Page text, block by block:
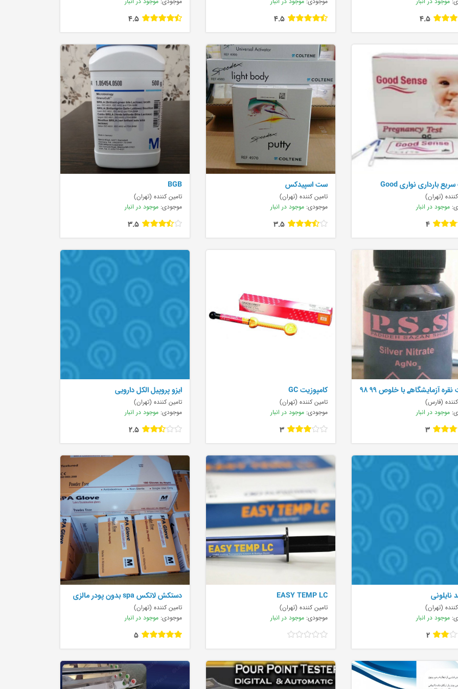
4.5
4.5
4.5
تست سریع بارداری نواری Good
(تهران)
موجود در انبار
4
ست اسپیدکس
تامین کننده (تهران)
موجودی: موجود در انبار
3.5
BGB
تامین کننده (تهران)
موجودی: موجود در انبار
3.5
نقره آزمایشگاهے با خلوص ۹۹ ۹۸
(فارس)
موجود در انبار
3
کامپوزیت GC
تامین کننده (تهران)
موجودی: موجود در انبار
3
ایزو پروپیل الکل دارویی
تامین کننده (تهران)
موجودی: موجود در انبار
2.5
نایلونی
(تهران)
موجود در انبار
2
EASY TEMP LC
تامین کننده (تهران)
موجودی: موجود در انبار
دستکش لاتکس spa بدون پودر مالزی
تامین کننده (تهران)
موجودی: موجود در انبار
5